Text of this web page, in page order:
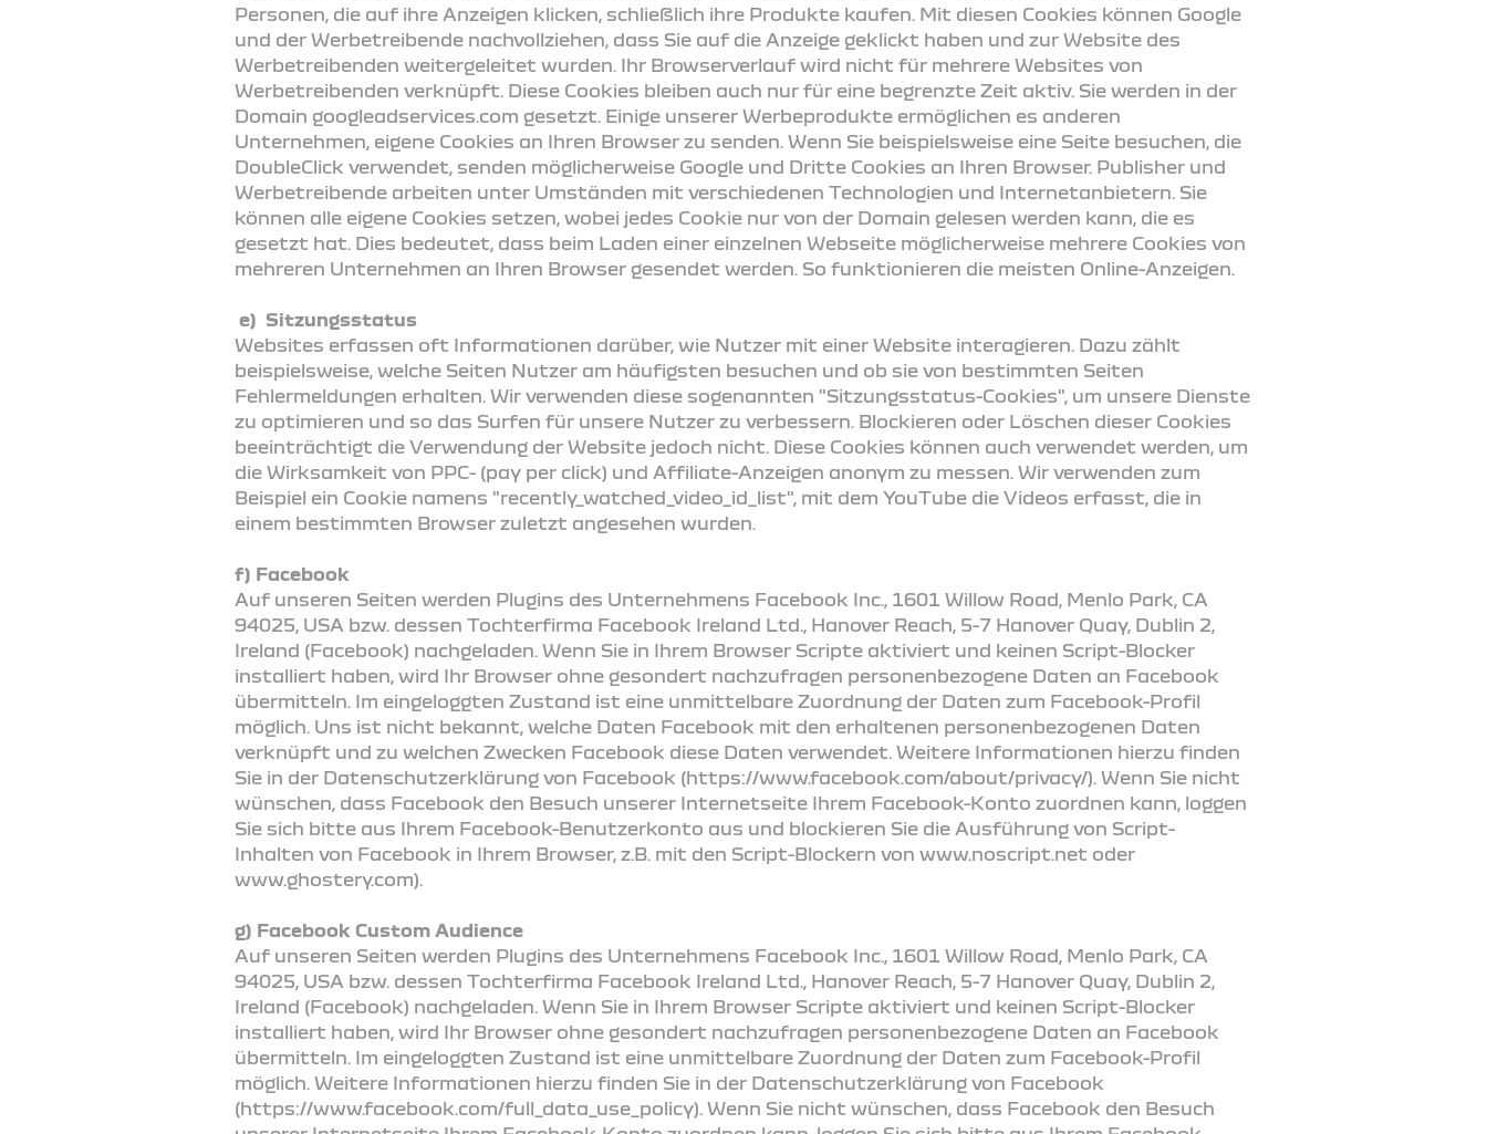
Personen, die auf ihre Anzeigen klicken, schließlich ihre Produkte kaufen. Mit diesen Cookies können Google
und der Werbetreibende nachvollziehen, dass Sie auf die Anzeige geklickt haben und zur Website des
Werbetreibenden weitergeleitet wurden. Ihr Browserverlauf wird nicht für mehrere Websites von
Werbetreibenden verknüpft. Diese Cookies bleiben auch nur für eine begrenzte Zeit aktiv. Sie werden in der
Domain googleadservices.com gesetzt. Einige unserer Werbeprodukte ermöglichen es anderen
Unternehmen, eigene Cookies an Ihren Browser zu senden. Wenn Sie beispielsweise eine Seite besuchen, die
DoubleClick verwendet, senden möglicherweise Google und Dritte Cookies an Ihren Browser. Publisher und
Werbetreibende arbeiten unter Umständen mit verschiedenen Technologien und Internetanbietern. Sie
können alle eigene Cookies setzen, wobei jedes Cookie nur von der Domain gelesen werden kann, die es
gesetzt hat. Dies bedeutet, dass beim Laden einer einzelnen Webseite möglicherweise mehrere Cookies von
mehreren Unternehmen an Ihren Browser gesendet werden. So funktionieren die meisten Online-Anzeigen.
e) Sitzungsstatus
Websites erfassen oft Informationen darüber, wie Nutzer mit einer Website interagieren. Dazu zählt
beispielsweise, welche Seiten Nutzer am häufigsten besuchen und ob sie von bestimmten Seiten
Fehlermeldungen erhalten. Wir verwenden diese sogenannten "Sitzungsstatus-Cookies", um unsere Dienste
zu optimieren und so das Surfen für unsere Nutzer zu verbessern. Blockieren oder Löschen dieser Cookies
beeinträchtigt die Verwendung der Website jedoch nicht. Diese Cookies können auch verwendet werden, um
die Wirksamkeit von PPC- (pay per click) und Affiliate-Anzeigen anonym zu messen. Wir verwenden zum
Beispiel ein Cookie namens "recently_watched_video_id_list", mit dem YouTube die Videos erfasst, die in
einem bestimmten Browser zuletzt angesehen wurden.
f) Facebook
Auf unseren Seiten werden Plugins des Unternehmens Facebook Inc., 1601 Willow Road, Menlo Park, CA
94025, USA bzw. dessen Tochterfirma Facebook Ireland Ltd., Hanover Reach, 5-7 Hanover Quay, Dublin 2,
Ireland (Facebook) nachgeladen. Wenn Sie in Ihrem Browser Scripte aktiviert und keinen Script-Blocker
installiert haben, wird Ihr Browser ohne gesondert nachzufragen personenbezogene Daten an Facebook
übermitteln. Im eingeloggten Zustand ist eine unmittelbare Zuordnung der Daten zum Facebook-Profil
möglich. Uns ist nicht bekannt, welche Daten Facebook mit den erhaltenen personenbezogenen Daten
verknüpft und zu welchen Zwecken Facebook diese Daten verwendet. Weitere Informationen hierzu finden
Sie in der Datenschutzerklärung von Facebook (https://www.facebook.com/about/privacy/). Wenn Sie nicht
wünschen, dass Facebook den Besuch unserer Internetseite Ihrem Facebook-Konto zuordnen kann, loggen
Sie sich bitte aus Ihrem Facebook-Benutzerkonto aus und blockieren Sie die Ausführung von Script-
Inhalten von Facebook in Ihrem Browser, z.B. mit den Script-Blockern von www.noscript.net oder
www.ghostery.com).
g) Facebook Custom Audience
Auf unseren Seiten werden Plugins des Unternehmens Facebook Inc., 1601 Willow Road, Menlo Park, CA
94025, USA bzw. dessen Tochterfirma Facebook Ireland Ltd., Hanover Reach, 5-7 Hanover Quay, Dublin 2,
Ireland (Facebook) nachgeladen. Wenn Sie in Ihrem Browser Scripte aktiviert und keinen Script-Blocker
installiert haben, wird Ihr Browser ohne gesondert nachzufragen personenbezogene Daten an Facebook
übermitteln. Im eingeloggten Zustand ist eine unmittelbare Zuordnung der Daten zum Facebook-Profil
möglich. Weitere Informationen hierzu finden Sie in der Datenschutzerklärung von Facebook
(https://www.facebook.com/full_data_use_policy). Wenn Sie nicht wünschen, dass Facebook den Besuch